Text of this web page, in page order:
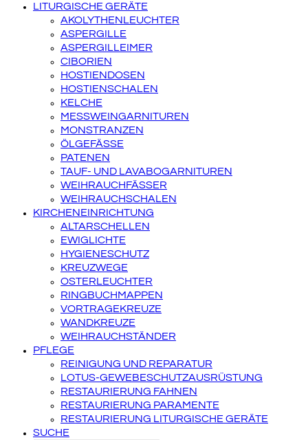
LITURGISCHE GERÄTE
AKOLYTHENLEUCHTER
ASPERGILLE
ASPERGILLEIMER
CIBORIEN
HOSTIENDOSEN
HOSTIENSCHALEN
KELCHE
MESSWEINGARNITUREN
MONSTRANZEN
ÖLGEFÄSSE
PATENEN
TAUF- UND LAVABOGARNITUREN
WEIHRAUCHFÄSSER
WEIHRAUCHSCHALEN
KIRCHENEINRICHTUNG
ALTARSCHELLEN
EWIGLICHTE
HYGIENESCHUTZ
KREUZWEGE
OSTERLEUCHTER
RINGBUCHMAPPEN
VORTRAGEKREUZE
WANDKREUZE
WEIHRAUCHSTÄNDER
PFLEGE
REINIGUNG UND REPARATUR
LOTUS-GEWEBESCHUTZAUSRÜSTUNG
RESTAURIERUNG FAHNEN
RESTAURIERUNG PARAMENTE
RESTAURIERUNG LITURGISCHE GERÄTE
SUCHE